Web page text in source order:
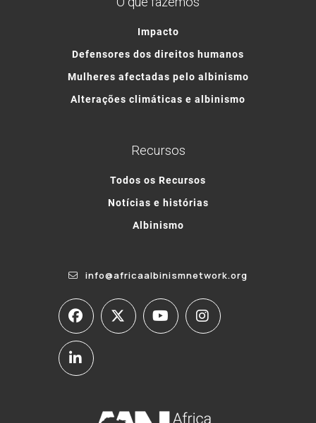
Impacto
Defensores dos direitos humanos
Mulheres afectadas pelo albinismo
Alterações climáticas e albinismo
Recursos
Todos os Recursos
Notícias e histórias
Albinismo
info@africaalbinismnetwork.org